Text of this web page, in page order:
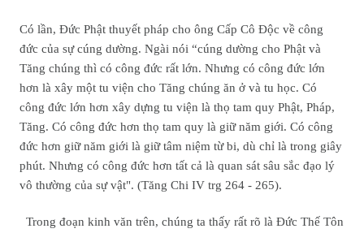
Có lần, Ðức Phật thuyết pháp cho ông Cấp Cô Ðộc về công
đức của sự cúng dường. Ngài nói “cúng dường cho Phật và
Tăng chúng thì có công đức rất lớn. Nhưng có công đức lớn
hơn là xây một tu viện cho Tăng chúng ăn ở và tu học. Có
công đức lớn hơn xây dựng tu viện là thọ tam quy Phật, Pháp,
Tăng. Có công đức hơn thọ tam quy là giữ năm giới. Có công
đức hơn giữ năm giới là giữ tâm niệm từ bi, dù chỉ là trong giây
phút. Nhưng có công đức hơn tất cả là quan sát sâu sắc đạo lý
vô thường của sự vật". (Tăng Chi IV trg 264 - 265).
Trong đoạn kinh văn trên, chúng ta thấy rất rõ là Ðức Thế Tôn